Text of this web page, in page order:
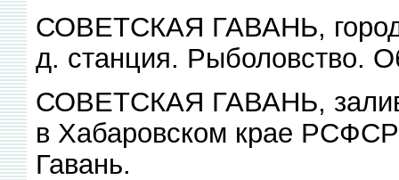
СОВЕТСКАЯ ГАВАНЬ,
д. станция. Рыболовство.
СОВЕТСКАЯ ГАВАНЬ, залив
в Хабаровском крае
Гавань.